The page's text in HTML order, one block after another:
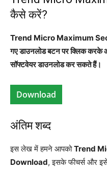
कैसे करें?
Trend Micro Maximum
गए डाउनलोड बटन पर क्लिक करके
सॉफ्टवेयर डाउनलोड कर सकते हैं।
Download
अंतिम शब्द
इस लेख में हमने आपकोTrend
Download, इसके फीचर्स और इसे